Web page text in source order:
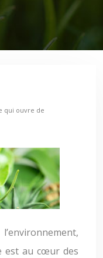
qui ouvre de
est au cœur des